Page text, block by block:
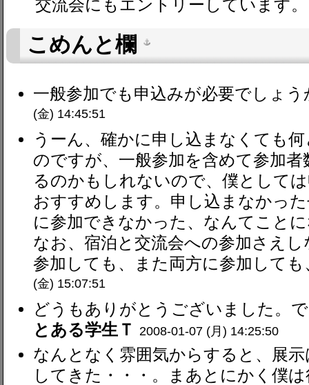
交流会にもエントリーしています。
こめんと欄
一般参加でも申込みが必要でしょ
(金) 14:45:51
うーん、確かに申し込まなくても
のですが、一般参加を含めて参加
るのかもしれないので、僕として
おすすめします。申し込まなかっ
に参加できなかった、なんてこと
なお、宿泊と交流会への参加さえ
参加しても、また両方に参加して
(金) 15:07:51
どうもありがとうございました。
とある学生Ｔ
2008-01-07 (月) 14:25:50
なんとなく雰囲気からすると、展
してきた・・・。まあとにかく僕